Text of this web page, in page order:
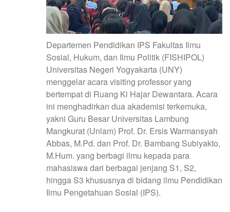
Departemen Pendidikan IPS Fakultas Ilmu
Sosial, Hukum, dan Ilmu Politik (FISHIPOL)
Universitas Negeri Yogyakarta (UNY)
menggelar acara visiting professor yang
bertempat di Ruang Ki Hajar Dewantara. Acara
ini menghadirkan dua akademisi terkemuka,
yakni Guru Besar Universitas Lambung
Mangkurat (Unlam) Prof. Dr. Ersis Warmansyah
Abbas, M.Pd. dan Prof. Dr. Bambang Subiyakto,
M.Hum. yang berbagi ilmu kepada para
mahasiswa dari berbagai jenjang S1, S2,
hingga S3 khususnya di bidang ilmu Pendidikan
Ilmu Pengetahuan Sosial (IPS).